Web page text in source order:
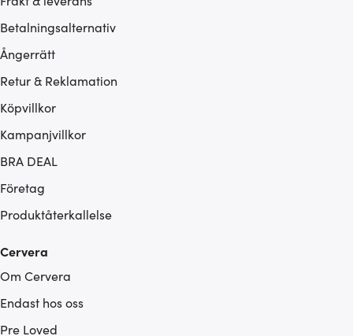
Betalningsalternativ
Ångerrätt
Retur & Reklamation
Köpvillkor
Kampanjvillkor
BRA DEAL
Företag
Produktåterkallelse
Cervera
Om Cervera
Endast hos oss
Pre Loved